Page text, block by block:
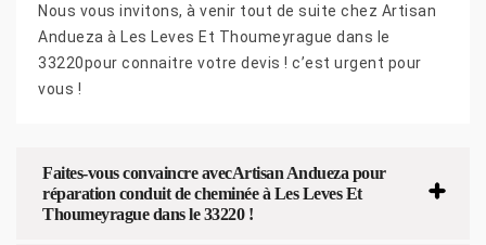
Nous vous invitons, à venir tout de suite chez Artisan
Andueza à Les Leves Et Thoumeyrague dans le
33220pour connaitre votre devis ! c’est urgent pour
vous !
Faites-vous convaincre avecArtisan Andueza pour
réparation conduit de cheminée à Les Leves Et
Thoumeyrague dans le 33220 !